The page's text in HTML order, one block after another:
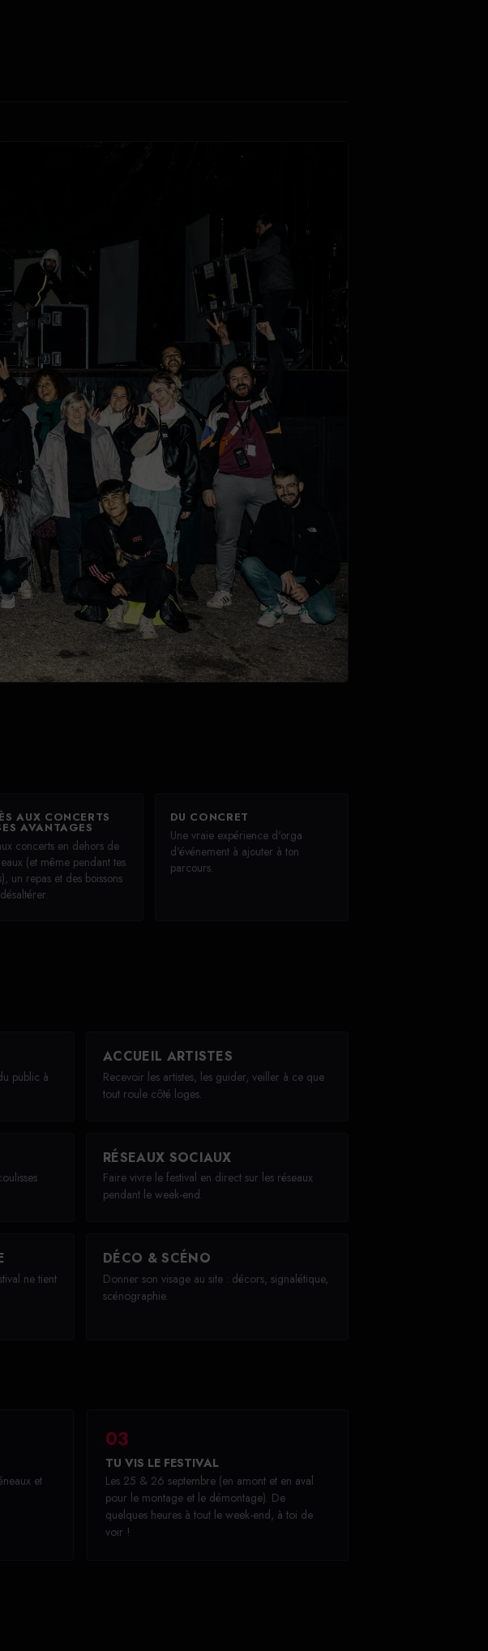
AUX CONCERTS
AVANTAGES
concerts en dehors de
(et même pendant tes
un repas et des boissons
DU CONCRET
Une vraie expérience d'orga
d'événement à ajouter à ton
parcours.
public à
ACCUEIL ARTISTES
Recevoir les artistes, les guider, veiller à ce que
tout roule côté loges.
RÉSEAUX SOCIAUX
Faire vivre le festival en direct sur les réseaux
pendant le week-end.
ne tient
DÉCO & SCÉNO
Donner son visage au site : décors, signalétique,
scénographie.
et
03
TU VIS LE FESTIVAL
Les 25 & 26 septembre (en amont et en aval
pour le montage et le démontage). De
quelques heures à tout le week-end, à toi de
voir !